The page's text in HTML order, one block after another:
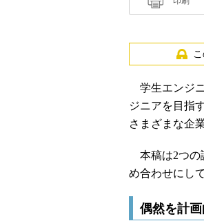
学生エンジ
ジニアを目指
さまざまな企
本稿は2つの
め合わせにし
偶然を計